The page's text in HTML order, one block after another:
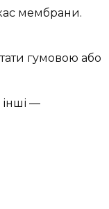
мембрани.
гумовою або
—